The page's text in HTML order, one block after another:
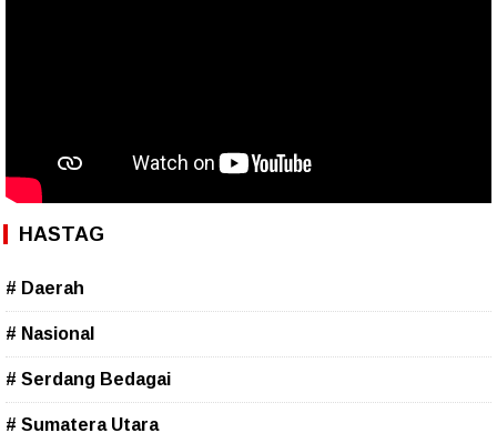
HASTAG
# Daerah
# Nasional
# Serdang Bedagai
# Sumatera Utara